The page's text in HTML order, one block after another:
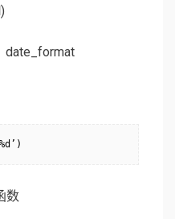
)
date_format
数